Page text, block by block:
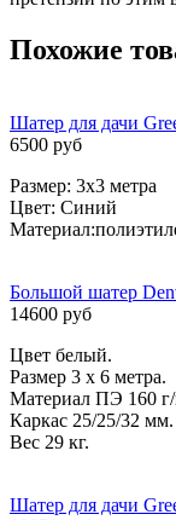
Похожие
Шатер для дачи
6500 руб
Размер: 3х3 метра
Цвет: Синий
Большой шатер
14600 руб
Цвет белый.
Размер 3 х 6 метра.
Материал ПЭ 160
Каркас 25/25/32 мм.
Вес 29 кг.
Шатер для дачи